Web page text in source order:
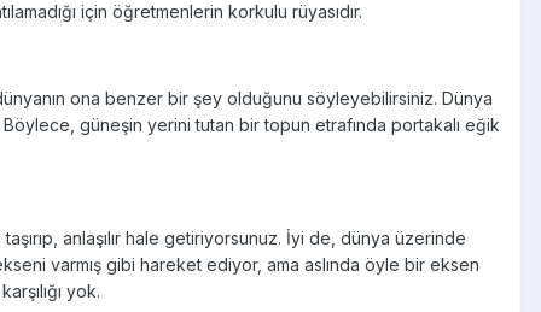
için öğretmenlerin korkulu rüyasıdır.
ona benzer bir şey olduğunu söyleyebilirsiniz. Dünya
güneşin yerini tutan bir topun etrafında portakalı eğik
anlaşılır hale getiriyorsunuz. İyi de, dünya üzerinde
varmış gibi hareket ediyor, ama aslında öyle bir eksen
yok.